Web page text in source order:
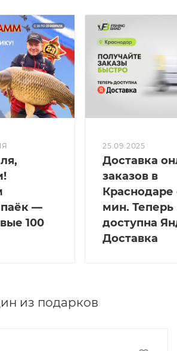
забросить точно в выбранное
характеристик, серия
отличается современной
первоклассными
кольцами KW
плотно обхватывать удилище
более комфортному
из EVA материала,
квадратную форму для еще
что увеличивает
к нулю вероятность
—
100
25.09.2025
Доставка
заказов в
Краснодаре
мин. Теперь
доступна
Доставка
из подарков